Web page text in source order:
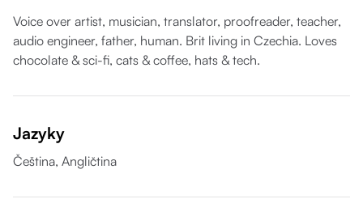
Voice over artist, musician, translator, proofreader, teacher,
audio engineer, father, human. Brit living in Czechia. Loves
chocolate & sci-fi, cats & coffee, hats & tech.
Jazyky
Čeština, Angličtina